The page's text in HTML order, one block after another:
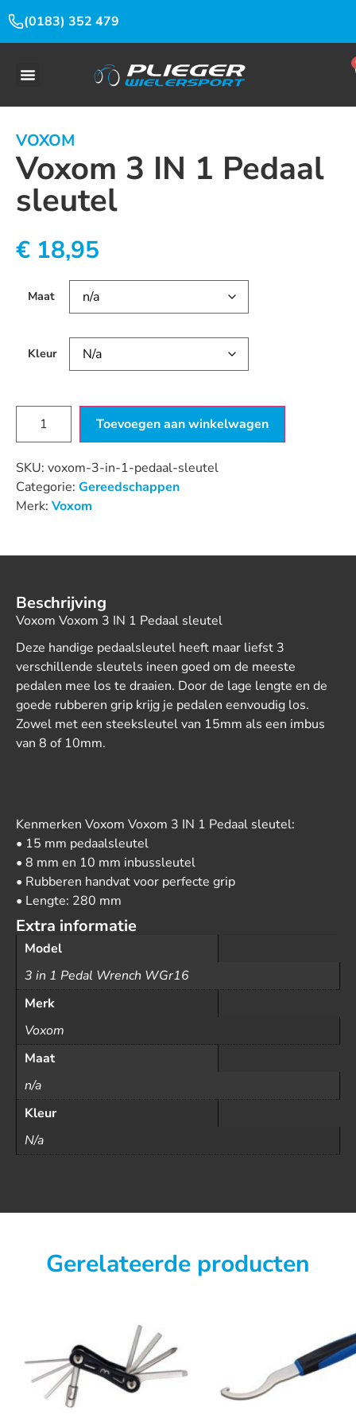
(0183) 352 479
VOXOM
Voxom 3 IN 1 Pedaal
sleutel
€ 18,95
Maat
Kleur
Toevoegen aan winkelwagen
SKU: voxom-3-in-1-pedaal-sleutel
Categorie: Gereedschappen
Merk: Voxom
Beschrijving
Voxom Voxom 3 IN 1 Pedaal sleutel
Deze handige pedaalsleutel heeft maar liefst 3
verschillende sleutels ineen goed om de meeste
pedalen mee los te draaien. Door de lage lengte en de
goede rubberen grip krijg je pedalen eenvoudig los.
Zowel met een steeksleutel van 15mm als een imbus
van 8 of 10mm.
Kenmerken Voxom Voxom 3 IN 1 Pedaal sleutel:
• 15 mm pedaalsleutel
• 8 mm en 10 mm inbussleutel
• Rubberen handvat voor perfecte grip
• Lengte: 280 mm
Extra informatie
Model
3 in 1 Pedal Wrench WGr16
Merk
Voxom
Maat
n/a
Kleur
N/a
Gerelateerde producten